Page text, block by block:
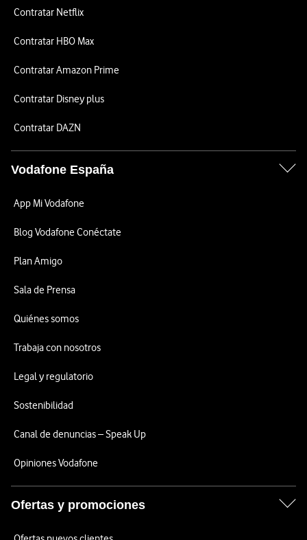
Contratar Netflix
Contratar HBO Max
Contratar Amazon Prime
Contratar Disney plus
Contratar DAZN
Vodafone España
App Mi Vodafone
Blog Vodafone Conéctate
Plan Amigo
Sala de Prensa
Quiénes somos
Trabaja con nosotros
Legal y regulatorio
Sostenibilidad
Canal de denuncias – Speak Up
Opiniones Vodafone
Ofertas y promociones